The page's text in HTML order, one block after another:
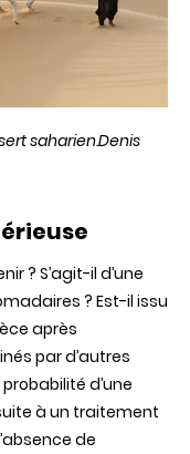
saharien.Denis
? S’agit-il d’une
? Est-il issu
après
par d’autres
d’une
à un traitement
de